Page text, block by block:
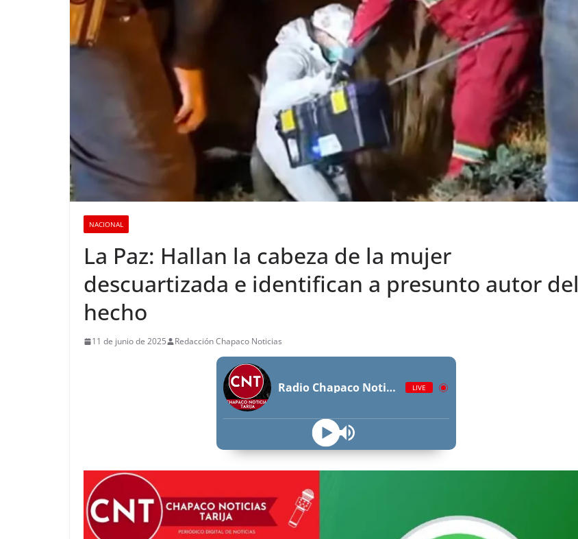
NACIONAL
La Paz: Hallan la cabeza de la mujer
descuartizada e identifican a presunto autor del
hecho
11 de junio de 2025 Redacción Chapaco Noticias
Radio Chapaco Noticias Las 24 horas en vivo LIVE